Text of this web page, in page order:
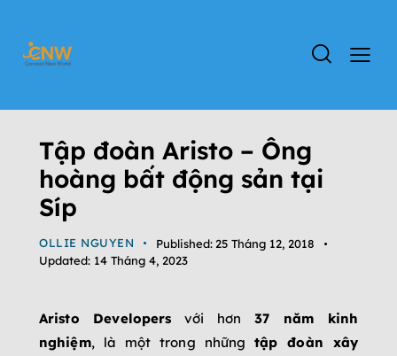
Tập đoàn Aristo – Ông
hoàng bất động sản tại
Síp
OLLIE NGUYEN Published: 25 Tháng 12, 2018
Updated: 14 Tháng 4, 2023
Aristo Developers với hơn 37 năm kinh
nghiệm, là một trong nhữngtập đoàn xây